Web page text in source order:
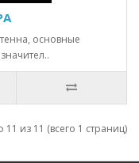
основные
11 из 11 (всего 1 страниц)